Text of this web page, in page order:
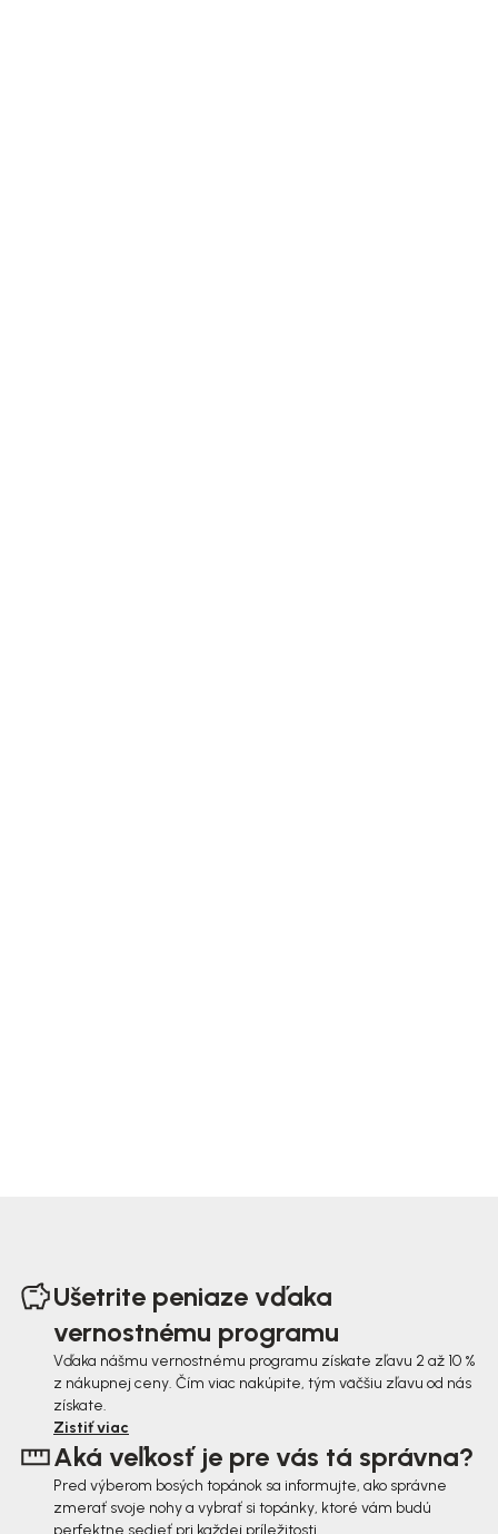
Ušetrite peniaze vďaka
vernostnému programu
Vďaka nášmu vernostnému programu získate zľavu 2 až 10 %
z nákupnej ceny. Čím viac nakúpite, tým väčšiu zľavu od nás
získate.
Zistiť viac
Aká veľkosť je pre vás tá správna?
Pred výberom bosých topánok sa informujte, ako správne
zmerať svoje nohy a vybrať si topánky, ktoré vám budú
perfektne sedieť pri každej príležitosti.